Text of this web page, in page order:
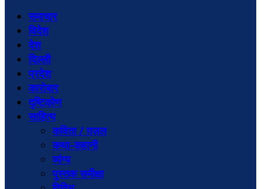
समाचार
विदेश
देश
दिल्ली
प्रदेश
कारोबार
दृष्टिकोण
साहित्य
कविता / ग़ज़ल
कथा-कहानी
व्यंग्य
पुस्तक समीक्षा